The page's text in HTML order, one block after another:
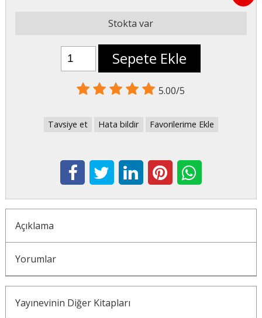
Stokta var
Sepete Ekle
5.00/5
Tavsiye et Hata bildir Favorilerime Ekle
Açıklama
Yorumlar
Yayınevinin Diğer Kitapları